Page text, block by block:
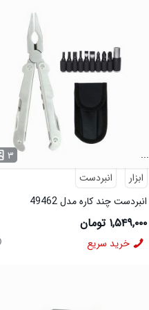
۳
...
ابزار
انبردست
انبردست چند کاره مدل 49462
۱,۵۴۹,۰۰۰ تومان
خرید سریع